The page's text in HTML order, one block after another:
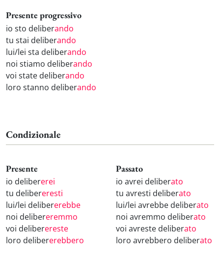
Presente progressivo
io sto deliberando
tu stai deliberando
lui/lei sta deliberando
noi stiamo deliberando
voi state deliberando
loro stanno deliberando
Condizionale
Presente
io delibererei
tu delibereresti
lui/lei delibererebbe
noi delibereremmo
voi deliberereste
loro delibererebbero
Passato
io avrei deliberato
tu avresti deliberato
lui/lei avrebbe deliberato
noi avremmo deliberato
voi avreste deliberato
loro avrebbero deliberato